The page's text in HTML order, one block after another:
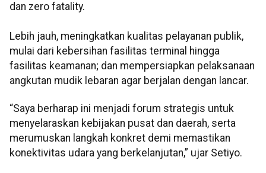
dan zero fatality.
Lebih jauh, meningkatkan kualitas pelayanan publik,
mulai dari kebersihan fasilitas terminal hingga
fasilitas keamanan; dan mempersiapkan pelaksanaan
angkutan mudik lebaran agar berjalan dengan lancar.
“Saya berharap ini menjadi forum strategis untuk
menyelaraskan kebijakan pusat dan daerah, serta
merumuskan langkah konkret demi memastikan
konektivitas udara yang berkelanjutan,” ujar Setiyo.